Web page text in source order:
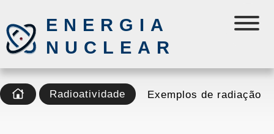
ENERGIA
NUCLEAR
Radioatividade Exemplos de radiação